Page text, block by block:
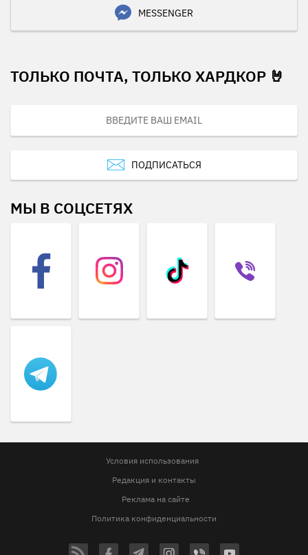
MESSENGER
ТОЛЬКО ПОЧТА, ТОЛЬКО ХАРДКОР 🤘
ПОДПИСАТЬСЯ
МЫ В СОЦСЕТЯХ
Условия использования
Редакция и контакты
Реклама на сайте
Политика конфиденциальности